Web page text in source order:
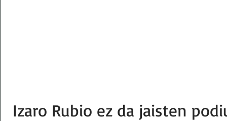
Izaro Rubio ez da jaisten